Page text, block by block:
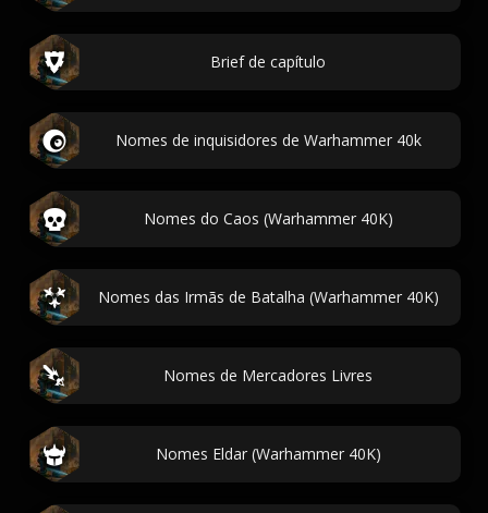
Brief de capítulo
Nomes de inquisidores de Warhammer 40k
Nomes do Caos (Warhammer 40K)
Nomes das Irmãs de Batalha (Warhammer 40K)
Nomes de Mercadores Livres
Nomes Eldar (Warhammer 40K)